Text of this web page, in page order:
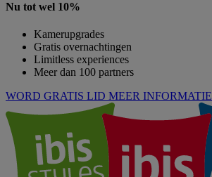
Nu tot wel 10%
Kamerupgrades
Gratis overnachtingen
Limitless experiences
Meer dan 100 partners
WORD GRATIS LID MEER INFORMATIE